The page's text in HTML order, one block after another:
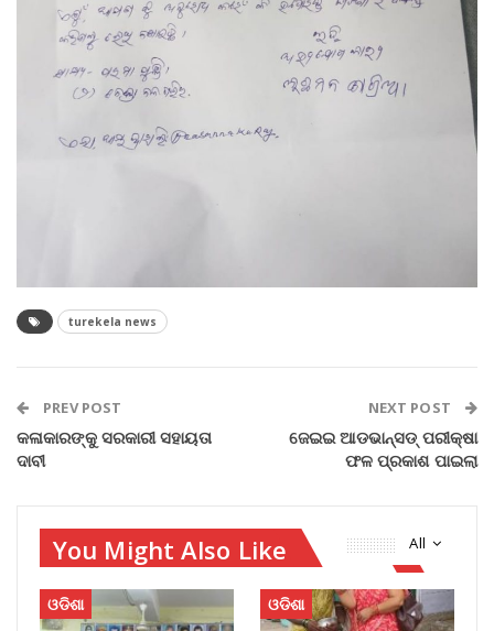
turekela news
PREV POST
କଳାକାରଙ୍କୁ ସରକାରୀ ସହାୟତା
ଦାବୀ
NEXT POST
ଜେଇଇ ଆଡଭାନ୍ସଡ୍‌ ପରୀକ୍ଷା
ଫଳ ପ୍ରକାଶ ପାଇଲା
All
You Might Also Like
ଓଡିଶା ଓଡିଶା